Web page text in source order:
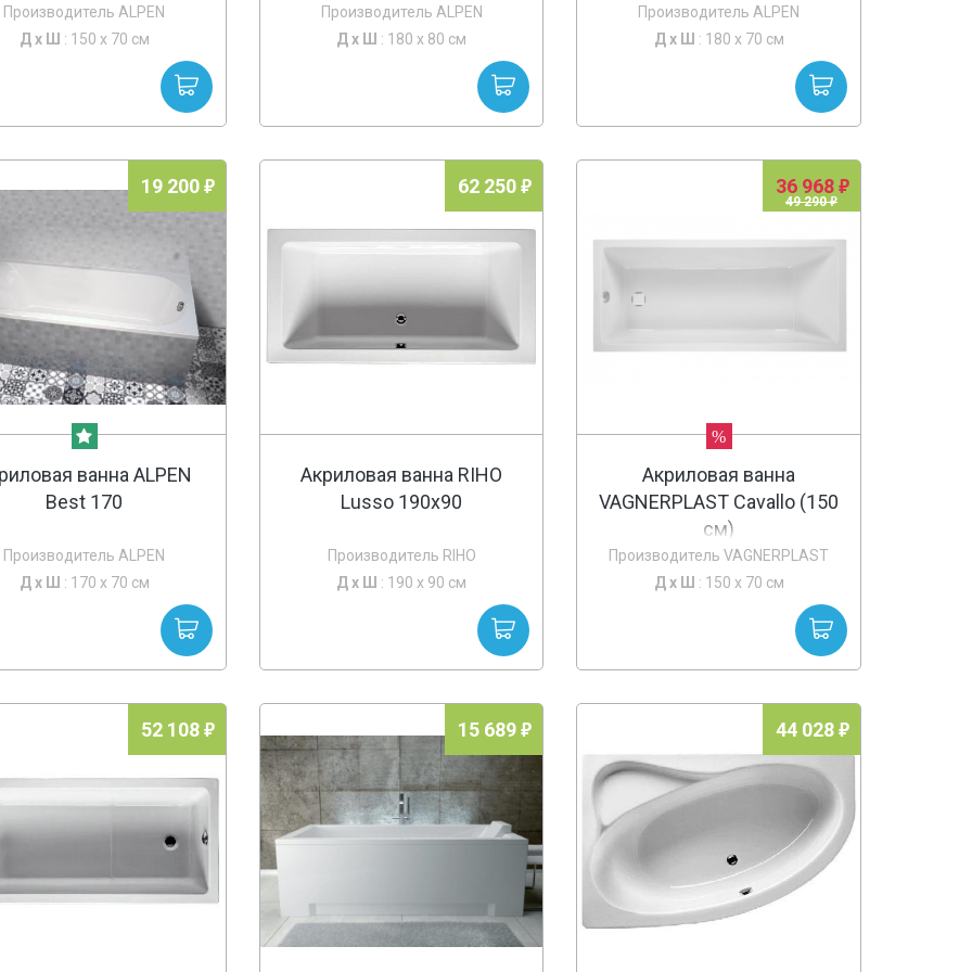
Производитель ALPEN
Д х Ш : 150 x 70 см
Производитель ALPEN
Д х Ш : 180 x 80 см
Производитель ALPEN
Д х Ш : 180 x 70 см
19 200
ванна ALPEN
Best 170
Производитель ALPEN
Д х Ш : 170 x 70 см
62 250
Акриловая ванна RIHO
Lusso 190x90
Производитель RIHO
Д х Ш : 190 x 90 см
36 968
49 290
%
Акриловая ванна
VAGNERPLAST Cavallo (150
см)
Производитель VAGNERPLAST
Д х Ш : 150 x 70 см
52 108 15 689 44 028